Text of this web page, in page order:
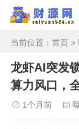
当前位置： 首页 >
龙虾AI突发
算力风口，
1个月前